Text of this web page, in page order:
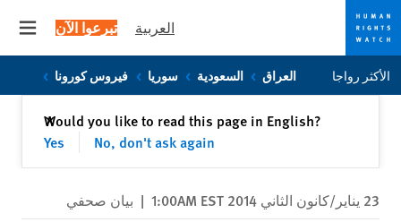
Skip
to
Skip
to
العربية تبرعوا الآن
الأكثر رواجا العراق السعودية سوريا فيروس كورونا
Would you like to read this page in English?
Yes
No, don't ask again
✕إغلاق
23 يناير/كانون الثاني 2014 1:00AM EST | بيان صحفي